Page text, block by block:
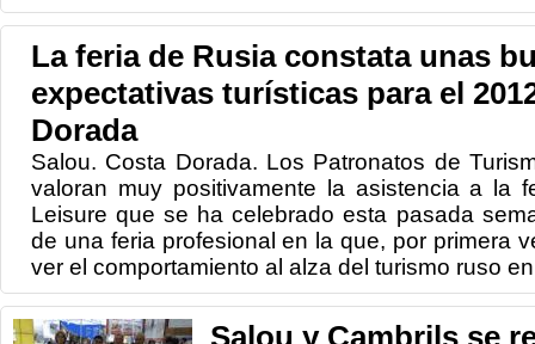
La feria de Rusia constata unas
expectativas turísticas para el
Dorada
Salou. Costa Dorada. Los Patronatos de
valoran muy positivamente la asistencia a la
Leisure que se ha celebrado esta pasada
de una feria profesional en la que, por primera
ver el comportamiento al alza del turismo ruso
Salou y Cambrils se